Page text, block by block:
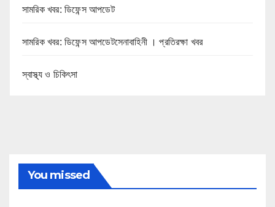
সামরিক খবর: ডিফেন্স আপডেট
সামরিক খবর: ডিফেন্স আপডেটসেনাবাহিনী । প্রতিরক্ষা খবর
স্বাস্থ্য ও চিকিৎসা
You missed